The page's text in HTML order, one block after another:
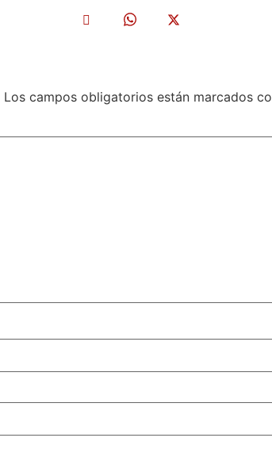
Los campos obligatorios están marcados